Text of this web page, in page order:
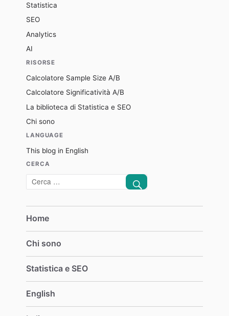
Statistica
SEO
Analytics
AI
RISORSE
Calcolatore Sample Size A/B
Calcolatore Significatività A/B
La biblioteca di Statistica e SEO
Chi sono
LANGUAGE
This blog in English
CERCA
Cerca: CERCA
Home
Chi sono
Statistica e SEO
English